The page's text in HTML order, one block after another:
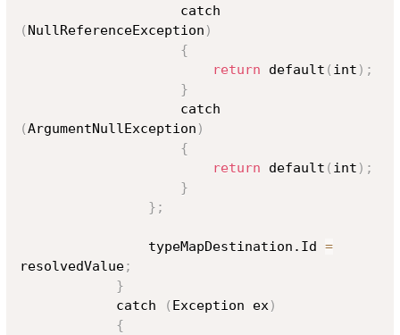
( NullReferenceException )
{
return default ( int ) ;
}
(ArgumentNullException )
{
return default ( int ) ;
}
} ;
                typeMapDestination.Id
=
resolvedValue;
}
            catch
( Exception ex)
{